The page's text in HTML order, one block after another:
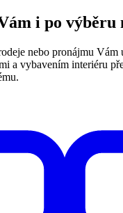
i po výběru
nebo pronájmu Vám
a vybavením interiéru